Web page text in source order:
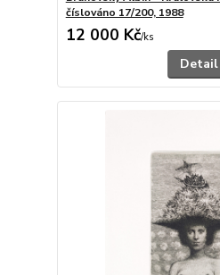
číslováno 17/200, 1988
12 000 Kč/ks
Detail